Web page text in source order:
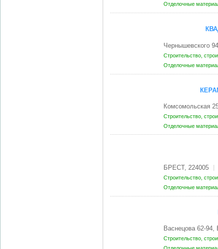
Отделочные
Чернышевского
Строительство,
Отделочные
Комсомольская
Строительство,
Отделочные
БРЕСТ, 224005
Строительство,
Отделочные
Васнецова 62-
Строительство,